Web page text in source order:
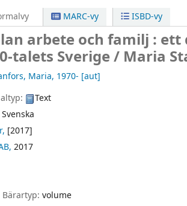
MARC-vy ISBD-vy
arbete och familj :
talets Sverige / Maria
Maria, 1970- [aut]
Text
Svenska
[2017]
2017
Bärartyp: volume